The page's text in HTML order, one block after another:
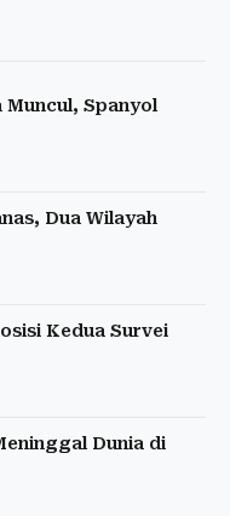
Muncul, Spanyol
Dua Wilayah
Kedua Survei
Dunia di